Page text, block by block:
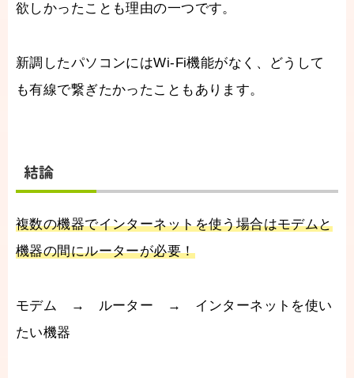
欲しかったことも理由の一つです。
新調したパソコンにはWi-Fi機能がなく、どうして
も有線で繋ぎたかったこともあります。
結論
複数の機器でインターネットを使う場合はモデムと
機器の間にルーターが必要！
モデム → ルーター → インターネットを使い
たい機器